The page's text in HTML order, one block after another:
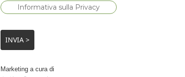
Informativa sulla Privacy
INVIA >
Marketing a cura di